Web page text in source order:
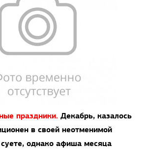
праздники. Декабрь, казалось
в своей неотменимой
однако афиша месяца